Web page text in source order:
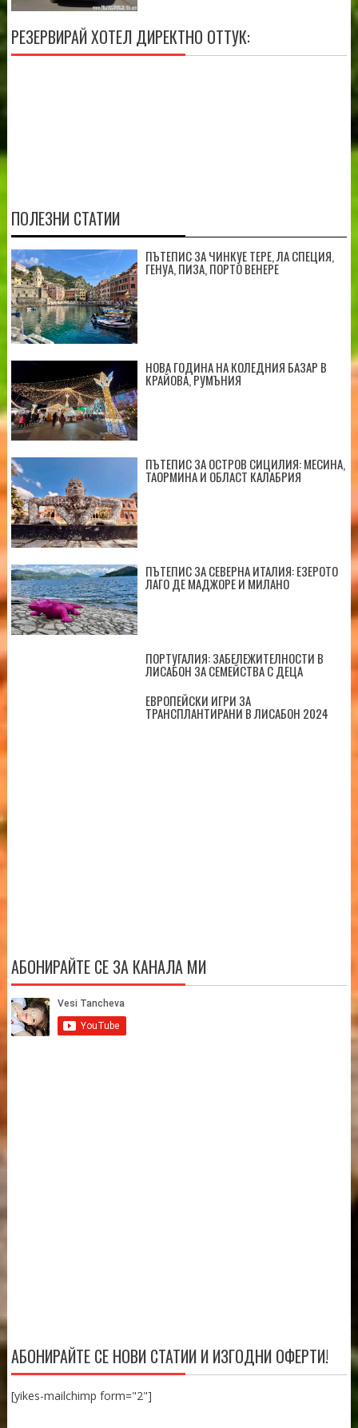
РЕЗЕРВИРАЙ ХОТЕЛ ДИРЕКТНО ОТТУК:
ПОЛЕЗНИ СТАТИИ
ПЪТЕПИС ЗА ЧИНКУЕ ТЕРЕ, ЛА СПЕЦИЯ,
ГЕНУА, ПИЗА, ПОРТО ВЕНЕРЕ
НОВА ГОДИНА НА КОЛЕДНИЯ БАЗАР В
КРАЙОВА, РУМЪНИЯ
ПЪТЕПИС ЗА ОСТРОВ СИЦИЛИЯ: МЕСИНА,
ТАОРМИНА И ОБЛАСТ КАЛАБРИЯ
ПЪТЕПИС ЗА СЕВЕРНА ИТАЛИЯ: ЕЗЕРОТО
ЛАГО ДЕ МАДЖОРЕ И МИЛАНО
ПОРТУГАЛИЯ: ЗАБЕЛЕЖИТЕЛНОСТИ В
ЛИСАБОН ЗА СЕМЕЙСТВА С ДЕЦА
ЕВРОПЕЙСКИ ИГРИ ЗА
ТРАНСПЛАНТИРАНИ В ЛИСАБОН 2024
АБОНИРАЙТЕ СЕ ЗА КАНАЛА МИ
АБОНИРАЙТЕ СЕ НОВИ СТАТИИ И ИЗГОДНИ ОФЕРТИ!
[yikes-mailchimp form="2"]